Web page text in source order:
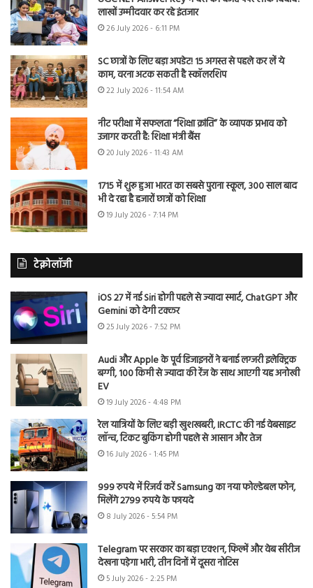
लाखों उम्मीदवार कर रहे इंतजार
26 July 2026 - 6:11 PM
SC छात्रों के लिए बड़ा अपडेट! 15 अगस्त से पहले कर लें ये
काम, वरना अटक सकती है स्कॉलरशिप
22 July 2026 - 11:54 AM
नीट परीक्षा में सफलता “शिक्षा क्रांति” के व्यापक प्रभाव को
उजागर करती है: शिक्षा मंत्री बैंस
20 July 2026 - 11:43 AM
1715 में शुरू हुआ भारत का सबसे पुराना स्कूल, 300 साल बाद
भी दे रहा है हजारों छात्रों को शिक्षा
19 July 2026 - 7:14 PM
टेक्नोलॉजी
iOS 27 में नई Siri होगी पहले से ज्यादा स्मार्ट, ChatGPT और
Gemini को देगी टक्कर
25 July 2026 - 7:52 PM
Audi और Apple के पूर्व डिजाइनरों ने बनाई लग्जरी इलेक्ट्रिक
बग्गी, 100 किमी से ज्यादा की रेंज के साथ आएगी यह अनोखी
EV
19 July 2026 - 4:48 PM
रेल यात्रियों के लिए बड़ी खुशखबरी, IRCTC की नई वेबसाइट
लॉन्च, टिकट बुकिंग होगी पहले से आसान और तेज
16 July 2026 - 1:45 PM
999 रुपये में रिजर्व करें Samsung का नया फोल्डेबल फोन,
मिलेंगे 2799 रुपये के फायदे
8 July 2026 - 5:54 PM
Telegram पर सरकार का बड़ा एक्शन, फिल्में और वेब सीरीज
देखना पड़ेगा भारी, तीन दिनों में दूसरा नोटिस
5 July 2026 - 2:25 PM